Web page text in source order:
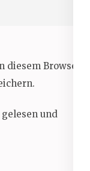
diesem Browser
gelesen und